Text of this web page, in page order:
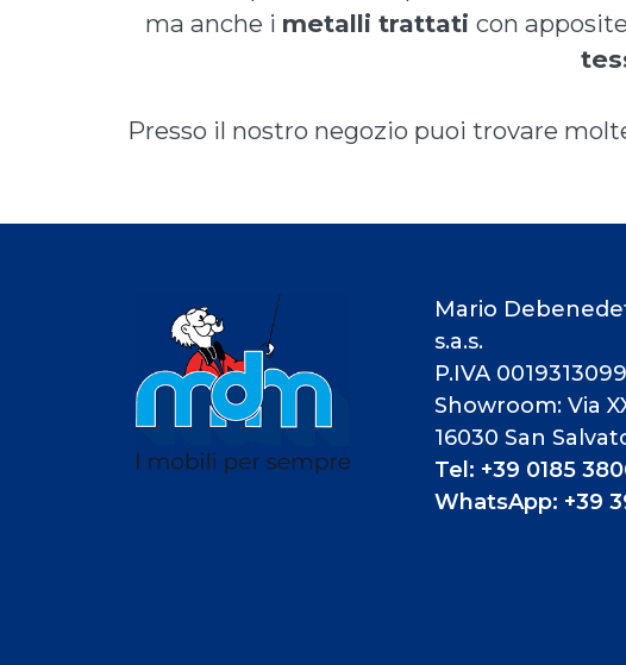
ma anche i metalli trattati con
Presso il nostro negozio puoi trovare
Mario
s.a.s.
P.IVA
Showroom: Via
16030 San
Tel: +39 0185
WhatsApp: +39